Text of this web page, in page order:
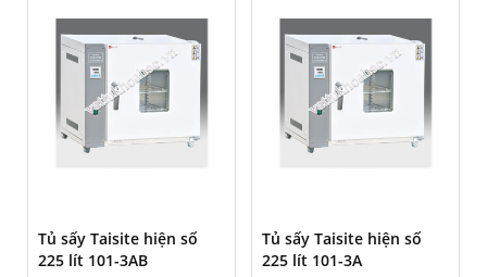
Tủ sấy Taisite hiện số
225 lít 101-3AB
Tủ sấy Taisite hiện số
225 lít 101-3A